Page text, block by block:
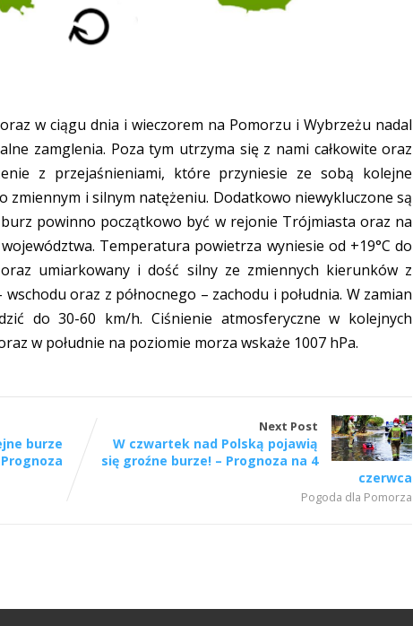
w ciągu dnia i wieczorem na Pomorzu i Wybrzeżu nadal
zamglenia. Poza tym utrzyma się z nami całkowite oraz
z przejaśnieniami, które przyniesie ze sobą kolejne
zmiennym i silnym natężeniu. Dodatkowo niewykluczone są
powinno początkowo być w rejonie Trójmiasta oraz na
Temperatura powietrza wyniesie od +19°C do
oraz umiarkowany i dość silny ze zmiennych kierunków z
oraz z północnego – zachodu i południa. W zamian
do 30-60 km/h. Ciśnienie atmosferyczne w kolejnych
w południe na poziomie morza wskaże 1007 hPa.
burze
Next Post
W czwartek nad Polską pojawią
się groźne burze! – Prognoza na 4
czerwca
Pogoda dla Pomorza